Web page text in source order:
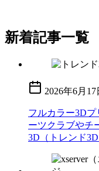
新着記事一覧
2026年6月17
フルカラー3D
ーツクラブやチ
3D（トレンド